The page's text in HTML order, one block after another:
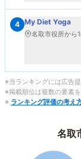
4 My Diet Yoga
名取市役所から
※当ランキングには広告
※掲載順位は複数の要素
※ ランキング評価の考え
名取